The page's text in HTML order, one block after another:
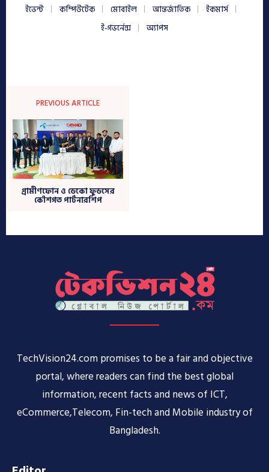
TechVision24.com promises to be a fair and objective
portal, where readers can find the best global
information, recent facts and news of ICT,
eCommerce,Telecom, Fin-tech and Mobile industry of
Bangladesh.